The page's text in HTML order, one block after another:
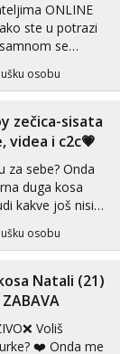
ONLINE
ste u potrazi
se
ili
radim i u paru i
uz slike i hot
pripremila ...
osobu
zečica-sisata
videa i c2c💗
za sebe? Onda
duga kosa
kakve još nisi
O usnama
pune usne
Uvijek sam
osobu
Natali (21)
Voliš
❤️ Onda me